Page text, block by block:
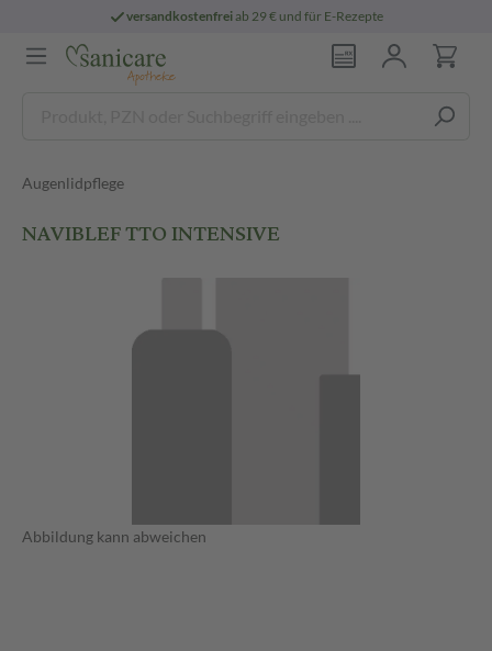
versandkostenfreiab 29 € und für E-Rezepte
Augenlidpflege
NAVIBLEF TTO INTENSIVE
Abbildung kann abweichen